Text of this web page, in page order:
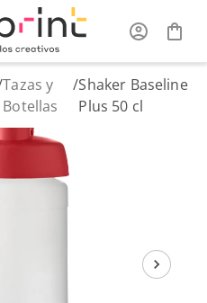
Tazas y
Botellas
/Shaker Baseline
Plus 50 cl